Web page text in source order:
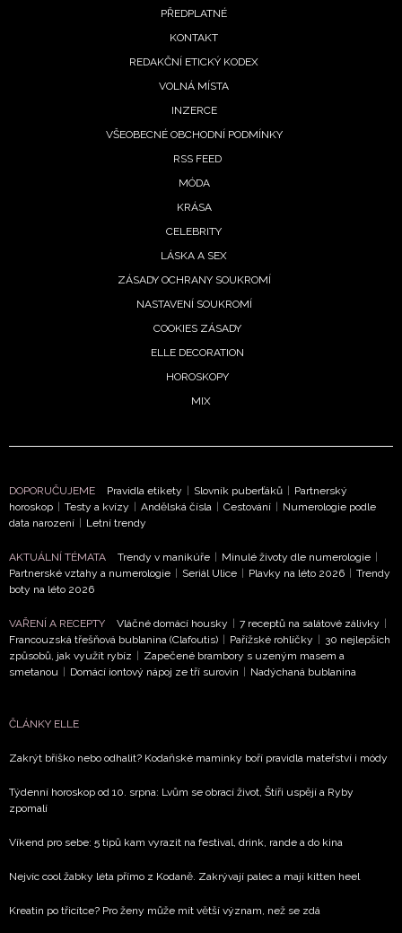
podmínkami společnosti BurdaMedia Extra s.r.o.
potvrzujete, že jste se seznámili se
- BurdaMedia Extra s.r.o. bude s Vašimi údaji
pracovat zejména k organizaci a vyhodnocení akce a
tomuto účelu podleZásad ochrany soukromí
Extra s.r.o., zaškrtněte toto pole.
PŘEDPLATNÉ
KONTAKT
REDAKČNÍ ETICKÝ KODEX
VOLNÁ MÍSTA
INZERCE
VŠEOBECNÉ OBCHODNÍ PODMÍNKY
RSS FEED
MÓDA
KRÁSA
CELEBRITY
LÁSKA A SEX
ZÁSADY OCHRANY SOUKROMÍ
NASTAVENÍ SOUKROMÍ
COOKIES ZÁSADY
ELLE DECORATION
HOROSKOPY
MIX
DOPORUČUJEME Pravidla etikety Slovník puberťáků
Partnerský
horoskop
Testy a kvízy Andělská čísla Cestování
Numerologie podle
data narození
Letní trendy
AKTUÁLNÍ TÉMATA Trendy v manikúře Minulé životy dle numerologie
Partnerské vztahy a numerologie
Seriál Ulice Plavky na léto 2026
Trendy
boty na léto 2026
VAŘENÍ A RECEPTY Vláčné domácí housky 7 receptů na salátové zálivky
Francouzská třešňová bublanina (Clafoutis)
Pařížské rohlíčky
30 nejlepších
způsobů, jak využít rybíz
Zapečené brambory s uzeným masem a
smetanou
Domácí iontový nápoj ze tří surovin Nadýchaná bublanina
ČLÁNKY ELLE
Zakrýt bříško nebo odhalit? Kodaňské maminky boří pravidla mateřství i módy
Týdenní horoskop od 10. srpna: Lvům se obrací život, Štíři uspějí a Ryby
zpomalí
Víkend pro sebe: 5 tipů kam vyrazit na festival, drink, rande a do kina
Nejvíc cool žabky léta přímo z Kodaně. Zakrývají palec a mají kitten heel
Kreatin po třicítce? Pro ženy může mít větší význam, než se zdá